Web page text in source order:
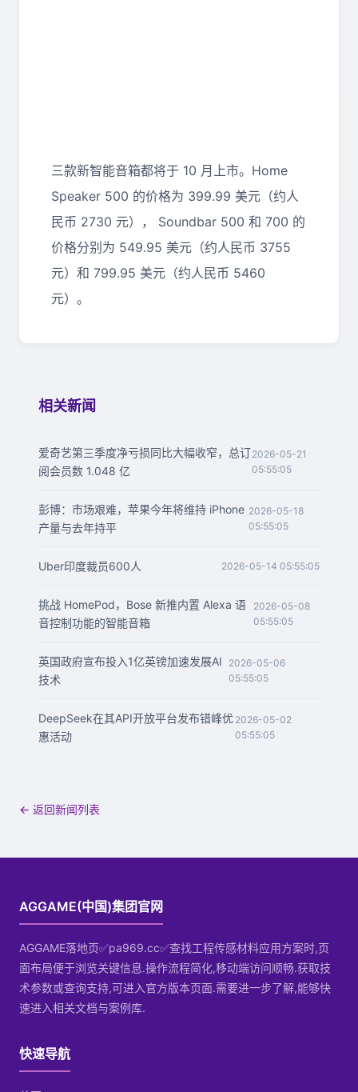
三款新智能音箱都将于 10 月上市。Home
Speaker 500 的价格为 399.99 美元（约人
民币 2730 元）， Soundbar 500 和 700 的
价格分别为 549.95 美元（约人民币 3755
元）和 799.95 美元（约人民币 5460
元）。
相关新闻
爱奇艺第三季度净亏损同比大幅收窄，总订
阅会员数 1.048 亿
2026-05-21
05:55:05
彭博：市场艰难，苹果今年将维持 iPhone
产量与去年持平
2026-05-18
05:55:05
Uber印度裁员600人 2026-05-14 05:55:05
挑战 HomePod，Bose 新推内置 Alexa 语
音控制功能的智能音箱
2026-05-08
05:55:05
英国政府宣布投入1亿英镑加速发展AI
技术
2026-05-06
05:55:05
DeepSeek在其API开放平台发布错峰优
惠活动
2026-05-02
05:55:05
← 返回新闻列表
AGGAME(中国)集团官网
AGGAME落地页✅pa969.cc✅查找工程传感材料应用方案时,页
面布局便于浏览关键信息.操作流程简化,移动端访问顺畅.获取技
术参数或查询支持,可进入官方版本页面.需要进一步了解,能够快
速进入相关文档与案例库.
快速导航